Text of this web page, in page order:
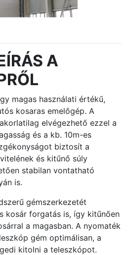
A
magas használati értékű,
kosaras emelőgép. A
elvégezhető ezzel a
és a kb. 10m-es
biztosít a
és kitűnő súly
stabilan vontatható
is.
gémszerkezetét
kosár forgatás is, így kitűnően
a magasban. A nyomaték
gém optimálisan, a
kitolni a teleszkópot.